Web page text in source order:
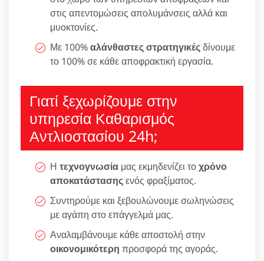
στις απεντομώσεις απολυμάνσεις αλλά και
μυοκτονίες.
Με 100%αλάνθαστες στρατηγικέςδίνουμε
το 100% σε κάθε αποφρακτική εργασία.
Γιατί ξεχωρίζουμε στην
υπηρεσία Καθαρισμός
Αντλιοστασίου 24h;
Η τεχνογνωσία μας εκμηδενίζει τοχρόνο
αποκατάστασηςενός φραξίματος.
Συντηρούμε και ξεβουλώνουμε σωληνώσεις
με αγάπη στο επάγγελμά μας.
Αναλαμβάνουμε κάθε αποστολή στην
οικονομικότερη προσφορά της αγοράς.